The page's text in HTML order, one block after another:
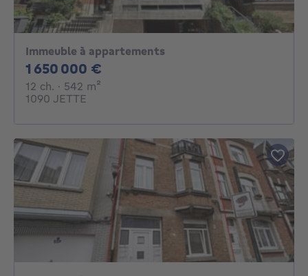
Immeuble à appartements
1 650 000 €
12 ch. 12 chambres
· 542 m²
1090 JETTE